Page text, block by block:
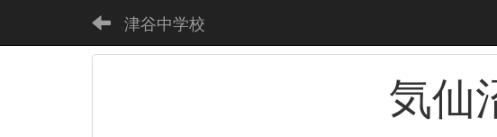
津谷中学校
気仙